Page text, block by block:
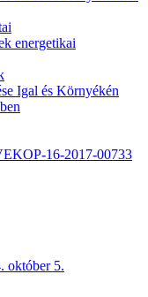
energetikai
Igal és Környékén
16-2017-00733
október 5.